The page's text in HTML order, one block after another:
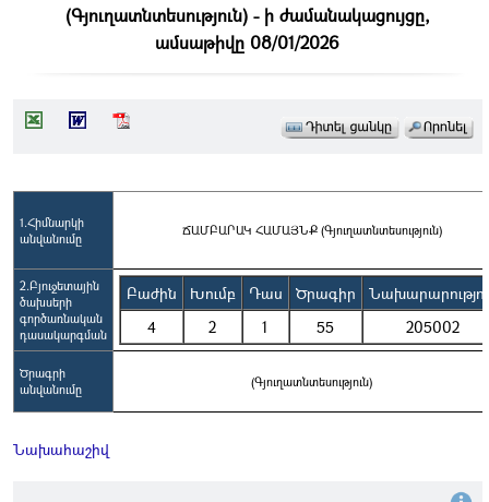
(Գյուղատնտեսություն) - ի ժամանակացույցը,
ամսաթիվը 08/01/2026
1.Հիմնարկի
անվանումը
ՃԱՄԲԱՐԱԿ ՀԱՄԱՅՆՔ (Գյուղատնտեսություն)
2.Բյուջետային
ծախսերի
գործառնական
դասակարգման
Բաժին Խումբ Դաս Ծրագիր
4
2 1 55 205002
Ծրագրի
անվանումը
(Գյուղատնտեսություն)
Նախահաշիվ